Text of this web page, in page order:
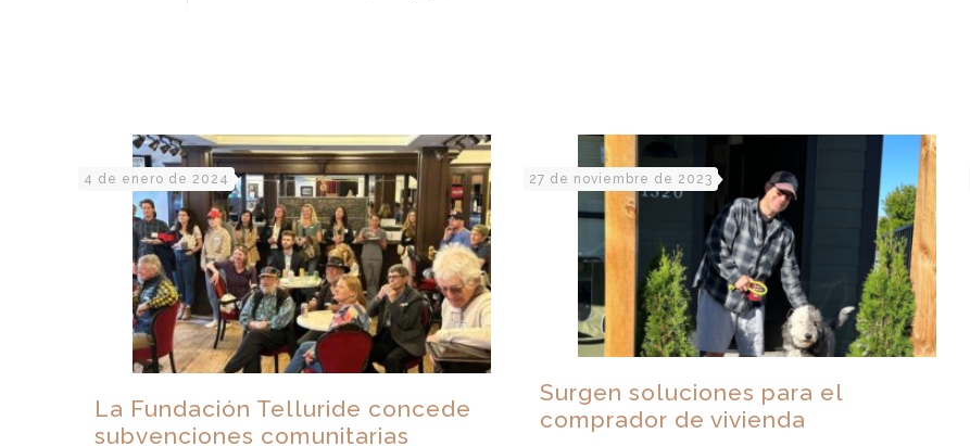
4 de enero de 2024
La Fundación Telluride concede
subvenciones comunitarias
27 de noviembre de 2023
Surgen soluciones para el
comprador de vivienda